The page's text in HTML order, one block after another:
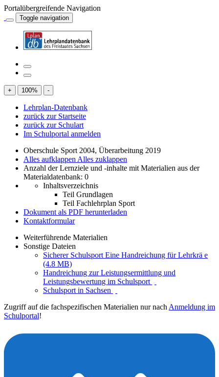
Portalübergreifende Navigation
Toggle navigation
+ 100% -
Lehrplan-Datenbank
zurück zur Startseite
zurück zur Schulart
Im Schulportal anmelden
Oberschule Sport 2004, Überarbeitung 2019
Alles aufklappen Alles zuklappen
Anzahl der Lernziele und -inhalte mit Materialien aus der
Materialdatenbank: 0
Inhaltsverzeichnis
Teil Grundlagen
Teil Fachlehrplan Sport
Dokument als PDF herunterladen
Kontaktformular
Weiterführende Materialien
Sonstige Dateien
Sicherer Schulsport Eine Handreichung für Lehrkrä e
(4.8 MB)
Handreichung zur Leistungsermittlung und
Leistungsbewertung im Schulsport
Schulsport in Sachsen
Zugriff auf die fachspezifischen Materialien nur nach Anmeldung im
Schulportal!